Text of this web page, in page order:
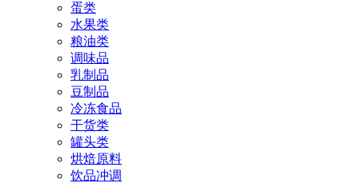
蛋类
水果类
粮油类
调味品
乳制品
豆制品
冷冻食品
干货类
罐头类
烘焙原料
饮品冲调